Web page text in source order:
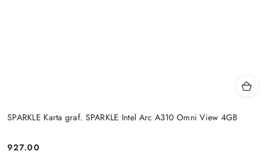
SPARKLE Karta graf. SPARKLE Intel Arc A310 Omni View 4GB
Cena:
927.00